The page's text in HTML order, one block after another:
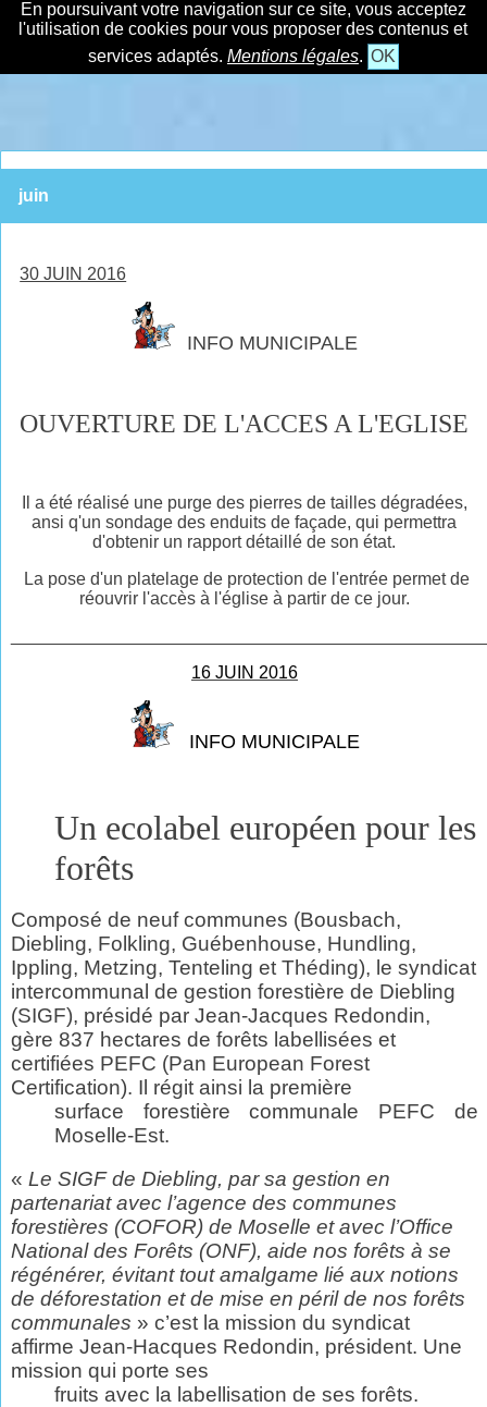
En poursuivant votre navigation sur ce site, vous acceptez
l'utilisation de cookies pour vous proposer des contenus et
services adaptés. Mentions légales. OK
juin
30 JUIN 2016
INFO MUNICIPALE
OUVERTURE DE L'ACCES A L'EGLISE
Il a été réalisé une purge des pierres de tailles dégradées,
ansi q'un sondage des enduits de façade, qui permettra
d'obtenir un rapport détaillé de son état.
La pose d'un platelage de protection de l'entrée permet de
réouvrir l'accès à l'église à partir de ce jour.
16 JUIN 2016
INFO MUNICIPALE
Un ecolabel européen pour les
forêts
Composé de neuf communes (Bousbach,
Diebling, Folkling, Guébenhouse, Hundling,
Ippling, Metzing, Tenteling et Théding), le syndicat
intercommunal de gestion forestière de Diebling
(SIGF), présidé par Jean-Jacques Redondin,
gère 837 hectares de forêts labellisées et
certifiées PEFC (Pan European Forest
Certification). Il régit ainsi la première
surface forestière communale PEFC de
Moselle-Est.
«Le SIGF de Diebling, par sa gestion en
partenariat avec l’agence des communes
forestières (COFOR) de Moselle et avec l’Office
National des Forêts (ONF), aide nos forêts à se
régénérer, évitant tout amalgame lié aux notions
de déforestation et de mise en péril de nos forêts
communales » c’est la mission du syndicat
affirme Jean-Hacques Redondin, président. Une
mission qui porte ses
fruits avec la labellisation de ses forêts.